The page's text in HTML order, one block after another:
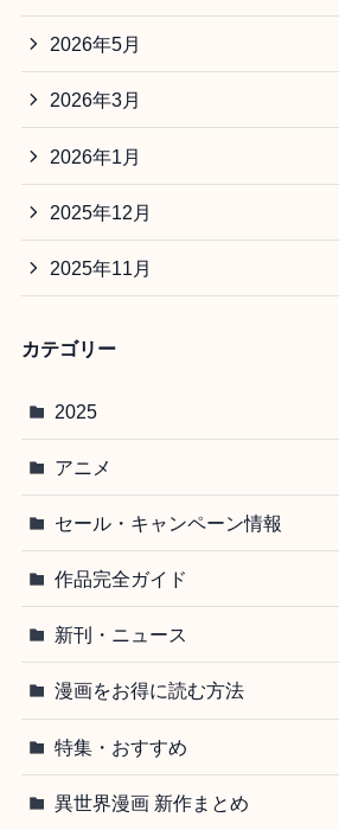
2026年5月
2026年3月
2026年1月
2025年12月
2025年11月
カテゴリー
2025
アニメ
セール・キャンペーン情報
作品完全ガイド
新刊・ニュース
漫画をお得に読む方法
特集・おすすめ
異世界漫画 新作まとめ